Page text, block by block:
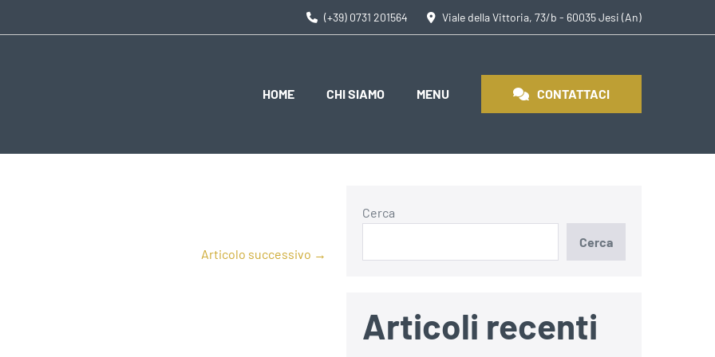
(+39) 0731 201564 Viale della Vittoria, 73/b - 60035 Jesi (An)
HOME CHI SIAMO MENU CONTATTACI
Articolo successivo →
Cerca
Cerca
Articoli recenti